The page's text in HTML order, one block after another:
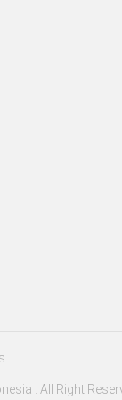
. All Right